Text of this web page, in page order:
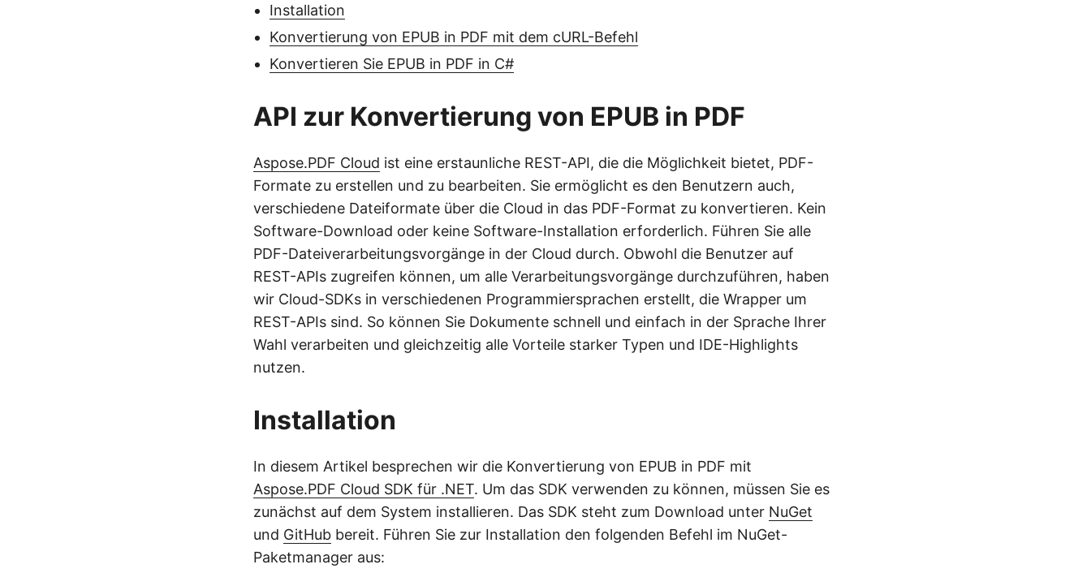
Installation
Konvertierung von EPUB in PDF mit dem cURL-Befehl
Konvertieren Sie EPUB in PDF in C#
API zur Konvertierung von EPUB in PDF
Aspose.PDF Cloud ist eine erstaunliche REST-API, die die Möglichkeit bietet, PDF-
Formate zu erstellen und zu bearbeiten. Sie ermöglicht es den Benutzern auch,
verschiedene Dateiformate über die Cloud in das PDF-Format zu konvertieren. Kein
Software-Download oder keine Software-Installation erforderlich. Führen Sie alle
PDF-Dateiverarbeitungsvorgänge in der Cloud durch. Obwohl die Benutzer auf
REST-APIs zugreifen können, um alle Verarbeitungsvorgänge durchzuführen, haben
wir Cloud-SDKs in verschiedenen Programmiersprachen erstellt, die Wrapper um
REST-APIs sind. So können Sie Dokumente schnell und einfach in der Sprache Ihrer
Wahl verarbeiten und gleichzeitig alle Vorteile starker Typen und IDE-Highlights
nutzen.
Installation
In diesem Artikel besprechen wir die Konvertierung von EPUB in PDF mit
Aspose.PDF Cloud SDK für .NET. Um das SDK verwenden zu können, müssen Sie es
zunächst auf dem System installieren. Das SDK steht zum Download unter NuGet
und GitHub bereit. Führen Sie zur Installation den folgenden Befehl im NuGet-
Paketmanager aus: